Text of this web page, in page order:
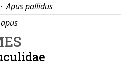
·Apus pallidus